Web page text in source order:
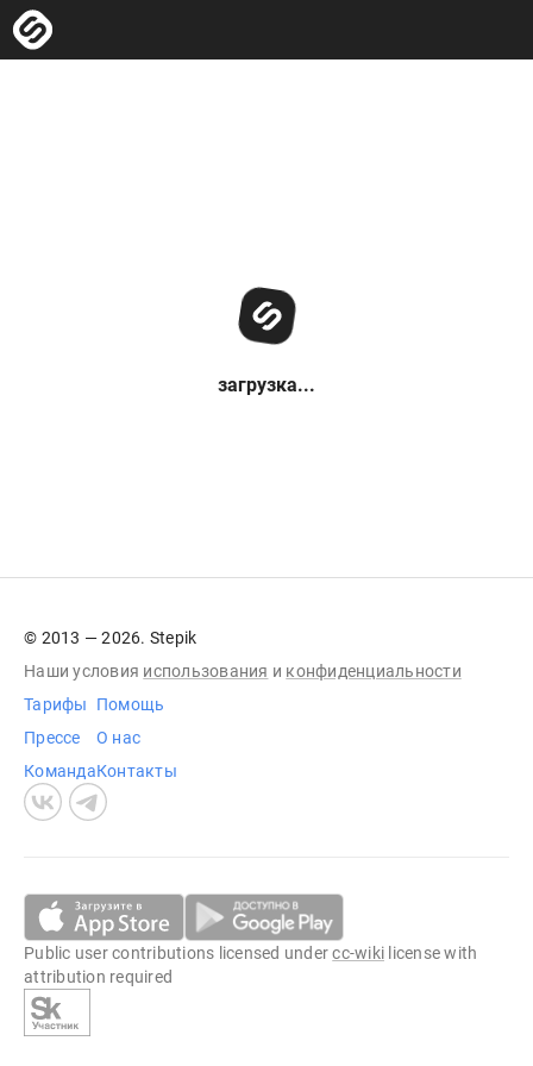
загрузка...
© 2013 — 2026. Stepik
Наши условия использования и конфиденциальности
Тарифы
Прессе
Команда
Помощь
О нас
Контакты
Public user contributions licensed undercc-wiki license with
attribution required